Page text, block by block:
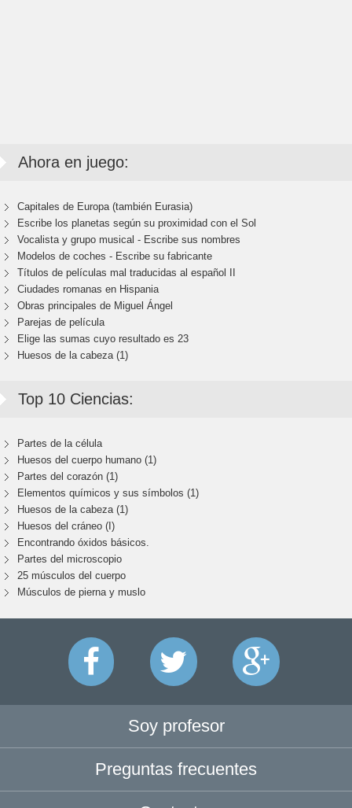
Ahora en juego:
Capitales de Europa (también Eurasia)
Escribe los planetas según su proximidad con el Sol
Vocalista y grupo musical - Escribe sus nombres
Modelos de coches - Escribe su fabricante
Títulos de películas mal traducidas al español II
Ciudades romanas en Hispania
Obras principales de Miguel Ángel
Parejas de película
Elige las sumas cuyo resultado es 23
Huesos de la cabeza (1)
Top 10 Ciencias:
Partes de la célula
Huesos del cuerpo humano (1)
Partes del corazón (1)
Elementos químicos y sus símbolos (1)
Huesos de la cabeza (1)
Huesos del cráneo (I)
Encontrando óxidos básicos.
Partes del microscopio
25 músculos del cuerpo
Músculos de pierna y muslo
Soy profesor
Preguntas frecuentes